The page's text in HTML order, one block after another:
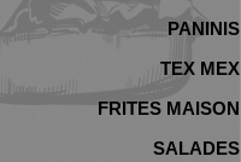
PANINIS
TEX MEX
FRITES MAISON
SALADES